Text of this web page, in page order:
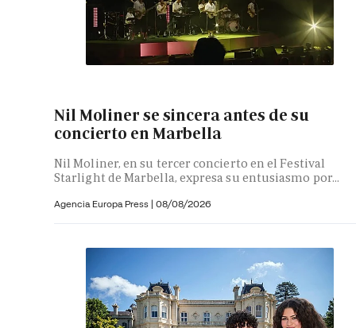
Nil Moliner se sincera antes de su
concierto en Marbella
Nil Moliner, en su tercer concierto en el Festival
Starlight de Marbella, expresa su entusiasmo por...
Agencia Europa Press | 08/08/2026